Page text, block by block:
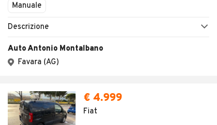
Manuale
Descrizione
Auto Antonio Montalbano
Favara (AG)
€ 4.999
Fiat